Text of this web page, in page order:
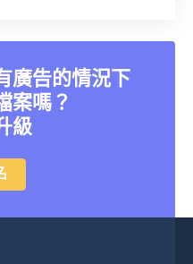
廣告的情況下
案嗎？
級